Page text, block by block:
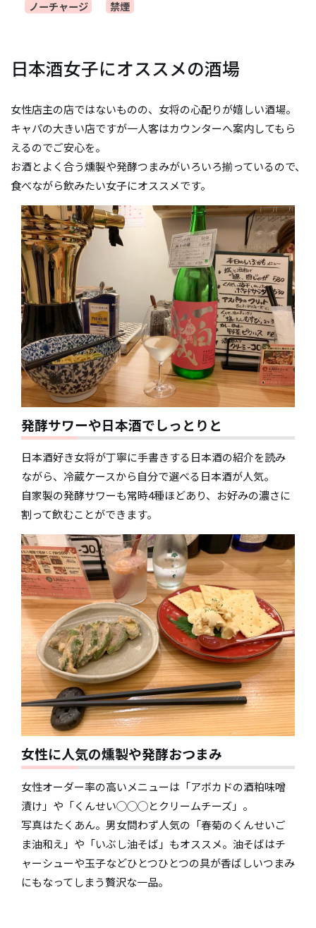
ノーチャージ 禁煙
日本酒女子にオススメの酒場
女性店主の店ではないものの、女将の心配りが嬉しい酒場。
キャパの大きい店ですが一人客はカウンターへ案内してもら
えるのでご安心を。
お酒とよく合う燻製や発酵つまみがいろいろ揃っているので、
食べながら飲みたい女子にオススメです。
発酵サワーや日本酒でしっとりと
日本酒好き女将が丁寧に手書きする日本酒の紹介を読み
ながら、冷蔵ケースから自分で選べる日本酒が人気。
自家製の発酵サワーも常時4種ほどあり、お好みの濃さに
割って飲むことができます。
女性に人気の燻製や発酵おつまみ
女性オーダー率の高いメニューは「アボカドの酒粕味噌
漬け」や「くんせい◯◯◯とクリームチーズ」。
写真はたくあん。男女問わず人気の「春菊のくんせいご
ま油和え」や「いぶし油そば」もオススメ。油そばはチ
ャーシューや玉子などひとつひとつの具が香ばしいつまみ
にもなってしまう贅沢な一品。